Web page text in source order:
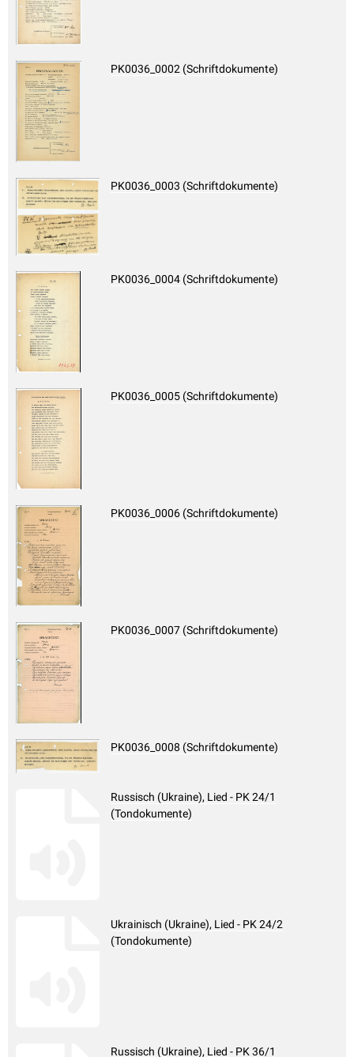
PK0036_0002 (Schriftdokumente)
PK0036_0003 (Schriftdokumente)
PK0036_0004 (Schriftdokumente)
PK0036_0005 (Schriftdokumente)
PK0036_0006 (Schriftdokumente)
PK0036_0007 (Schriftdokumente)
PK0036_0008 (Schriftdokumente)
Russisch (Ukraine), Lied - PK 24/1
(Tondokumente)
Ukrainisch (Ukraine), Lied - PK 24/2
(Tondokumente)
Russisch (Ukraine), Lied - PK 36/1